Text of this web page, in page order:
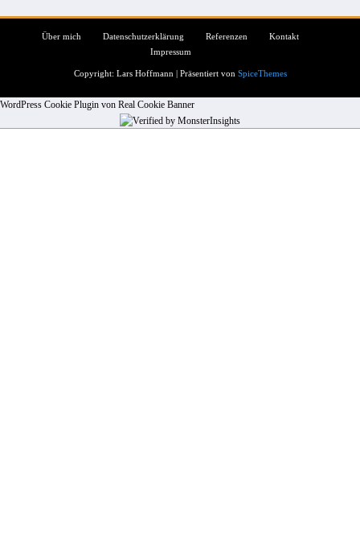
Über mich Datenschutzerklärung Referenzen
Kontakt
Impressum
Copyright: Lars Hoffmann | Präsentiert von SpiceThemes
WordPress Cookie Plugin von Real Cookie Banner